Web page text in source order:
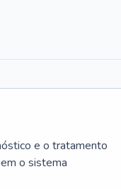
e o tratamento
o sistema